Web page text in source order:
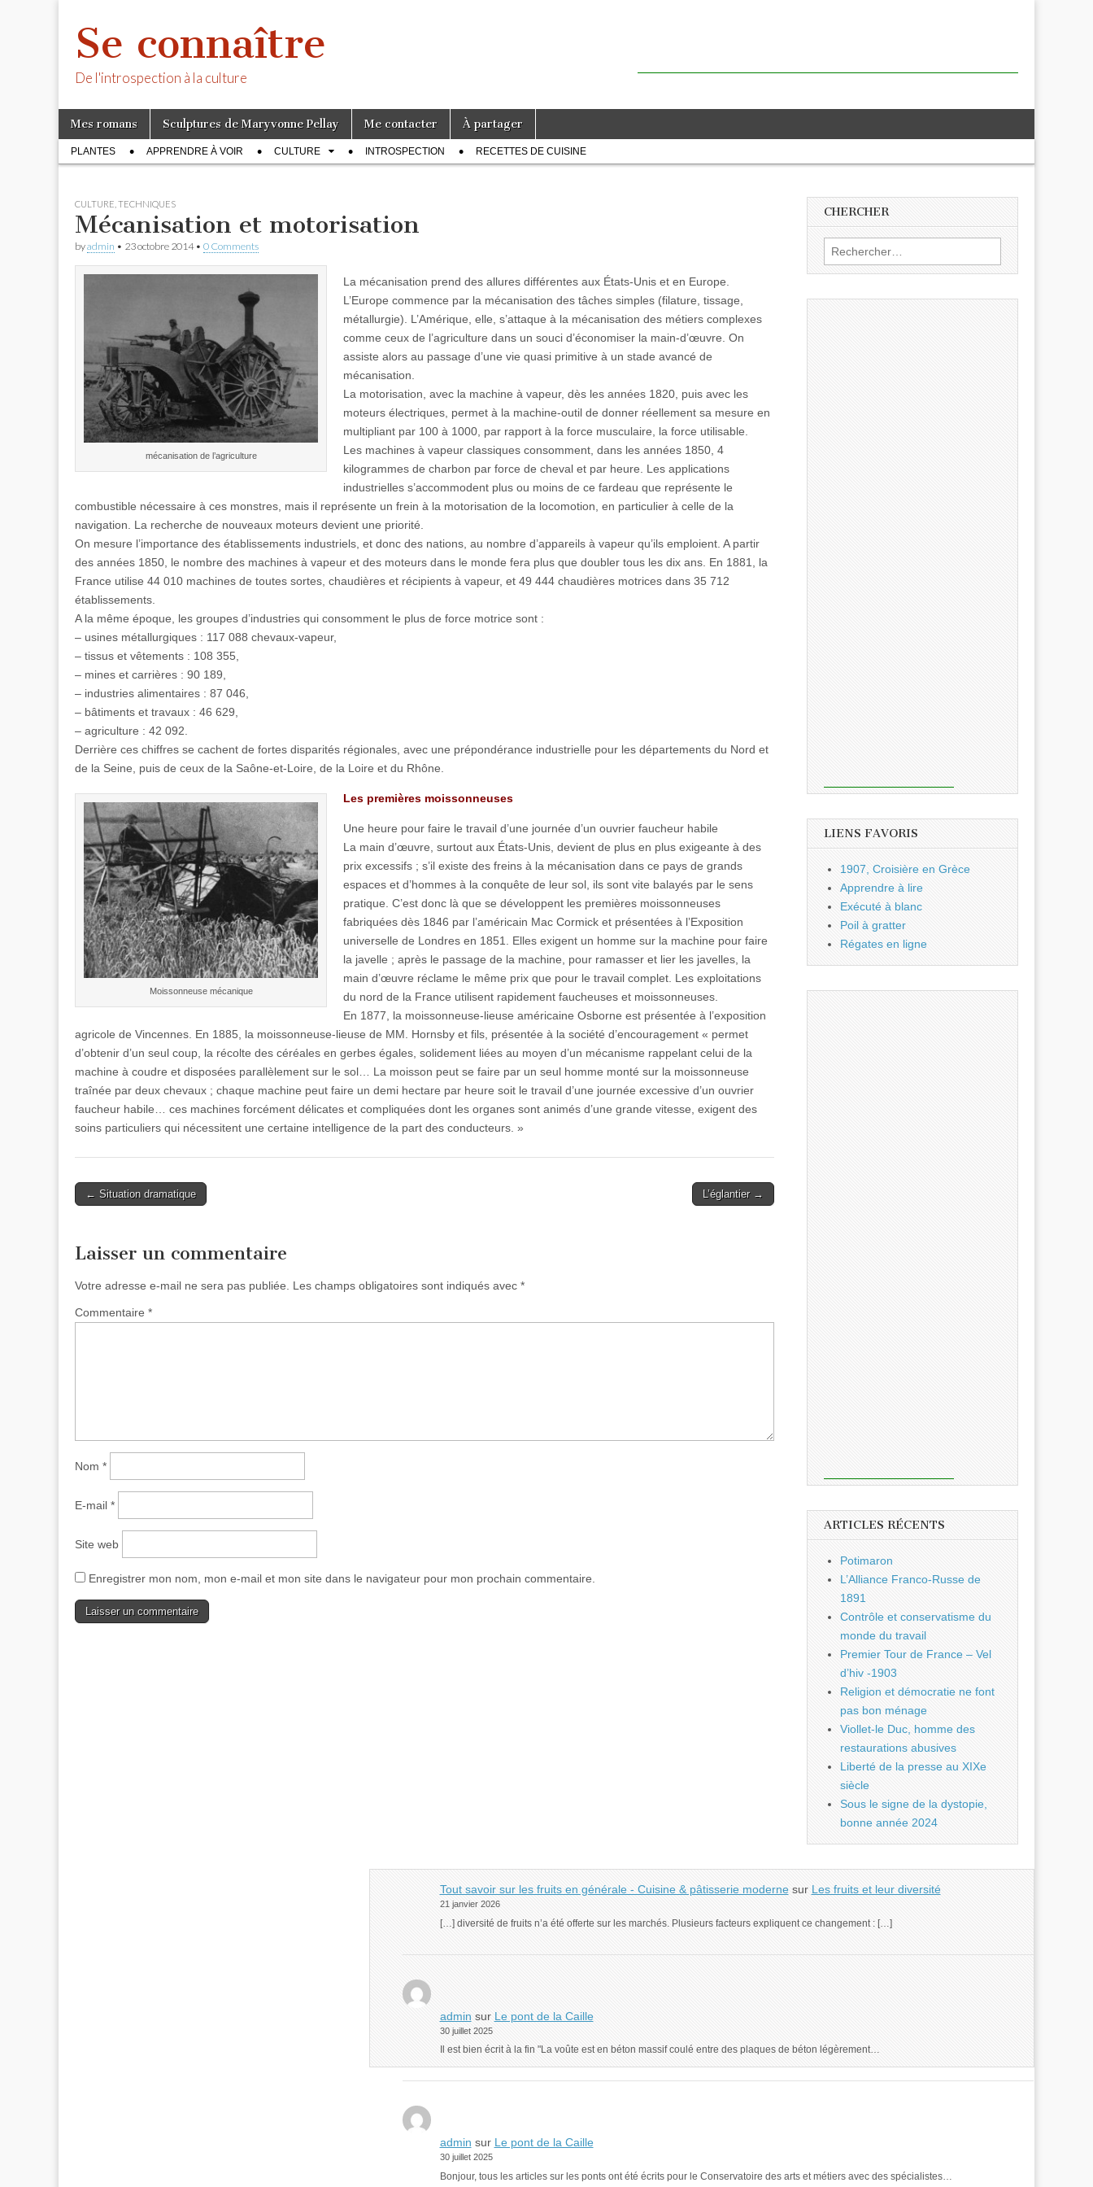
Se connaître
De l'introspection à la culture
Main
menu
Skip
content
Mes romans Sculptures de Maryvonne Pellay Me contacter À partager
Sub
menu
PLANTES APPRENDRE À VOIR CULTURE INTROSPECTION RECETTES DE CUISINE
CULTURE TECHNIQUES
Mécanisation et motorisation
byadmin • 23 octobre 2014• 0 Comments
mécanisation de l’agriculture
La mécanisation prend des allures différentes aux États-Unis et en Europe.
L’Europe commence par la mécanisation des tâches simples (filature, tissage,
métallurgie). L’Amérique, elle, s’attaque à la mécanisation des métiers complexes
comme ceux de l’agriculture dans un souci d’économiser la main-d’œuvre. On
assiste alors au passage d’une vie quasi primitive à un stade avancé de
mécanisation.
La motorisation, avec la machine à vapeur, dès les années 1820, puis avec les
moteurs électriques, permet à la machine-outil de donner réellement sa mesure en
multipliant par 100 à 1000, par rapport à la force musculaire, la force utilisable.
Les machines à vapeur classiques consomment, dans les années 1850, 4
kilogrammes de charbon par force de cheval et par heure. Les applications
industrielles s’accommodent plus ou moins de ce fardeau que représente le
combustible nécessaire à ces monstres, mais il représente un frein à la motorisation de la locomotion, en particulier à celle de la
navigation. La recherche de nouveaux moteurs devient une priorité.
On mesure l’importance des établissements industriels, et donc des nations, au nombre d’appareils à vapeur qu’ils emploient. A partir
des années 1850, le nombre des machines à vapeur et des moteurs dans le monde fera plus que doubler tous les dix ans. En 1881, la
France utilise 44 010 machines de toutes sortes, chaudières et récipients à vapeur, et 49 444 chaudières motrices dans 35 712
établissements.
A la même époque, les groupes d’industries qui consomment le plus de force motrice sont :
– usines métallurgiques : 117 088 chevaux-vapeur,
– tissus et vêtements : 108 355,
– mines et carrières : 90 189,
– industries alimentaires : 87 046,
– bâtiments et travaux : 46 629,
– agriculture : 42 092.
Derrière ces chiffres se cachent de fortes disparités régionales, avec une prépondérance industrielle pour les départements du Nord et
de la Seine, puis de ceux de la Saône-et-Loire, de la Loire et du Rhône.
Moissonneuse mécanique
Les premières moissonneuses
Une heure pour faire le travail d’une journée d’un ouvrier faucheur habile
La main d’œuvre, surtout aux États-Unis, devient de plus en plus exigeante à des
prix excessifs ; s’il existe des freins à la mécanisation dans ce pays de grands
espaces et d’hommes à la conquête de leur sol, ils sont vite balayés par le sens
pratique. C’est donc là que se développent les premières moissonneuses
fabriquées dès 1846 par l’américain Mac Cormick et présentées à l’Exposition
universelle de Londres en 1851. Elles exigent un homme sur la machine pour faire
la javelle ; après le passage de la machine, pour ramasser et lier les javelles, la
main d’œuvre réclame le même prix que pour le travail complet. Les exploitations
du nord de la France utilisent rapidement faucheuses et moissonneuses.
En 1877, la moissonneuse-lieuse américaine Osborne est présentée à l’exposition
agricole de Vincennes. En 1885, la moissonneuse-lieuse de MM. Hornsby et fils, présentée à la société d’encouragement « permet
d’obtenir d’un seul coup, la récolte des céréales en gerbes égales, solidement liées au moyen d’un mécanisme rappelant celui de la
machine à coudre et disposées parallèlement sur le sol… La moisson peut se faire par un seul homme monté sur la moissonneuse
traînée par deux chevaux ; chaque machine peut faire un demi hectare par heure soit le travail d’une journée excessive d’un ouvrier
faucheur habile… ces machines forcément délicates et compliquées dont les organes sont animés d’une grande vitesse, exigent des
soins particuliers qui nécessitent une certaine intelligence de la part des conducteurs. »
Post
← Situation dramatique L’églantier →
Laisser un commentaire
Votre adresse e-mail ne sera pas publiée. Les champs obligatoires sont indiqués avec *
Commentaire *
Nom *
E-mail *
Site web
Enregistrer mon nom, mon e-mail et mon site dans le navigateur pour mon prochain commentaire.
CHERCHER
Rechercher :
LIENS FAVORIS
1907, Croisière en Grèce
Apprendre à lire
Exécuté à blanc
Poil à gratter
Régates en ligne
ARTICLES RÉCENTS
Potimaron
L’Alliance Franco-Russe de
1891
Contrôle et conservatisme du
monde du travail
Premier Tour de France – Vel
d’hiv -1903
Religion et démocratie ne font
pas bon ménage
Viollet-le Duc, homme des
restaurations abusives
Liberté de la presse au XIXe
siècle
Sous le signe de la dystopie,
bonne année 2024
Tout savoir sur les fruits en générale - Cuisine & pâtisserie modernesur Les fruits et leur diversité
21 janvier 2026
[…] diversité de fruits n’a été offerte sur les marchés. Plusieurs facteurs expliquent ce changement : […]
admin sur Le pont de la Caille
30 juillet 2025
Il est bien écrit à la fin "La voûte est en béton massif coulé entre des plaques de béton légèrement…
admin sur Le pont de la Caille
30 juillet 2025
Bonjour, tous les articles sur les ponts ont été écrits pour le Conservatoire des arts et métiers avec des spécialistes…